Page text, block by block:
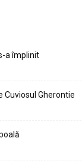
a împlinit
Cuviosul Gherontie